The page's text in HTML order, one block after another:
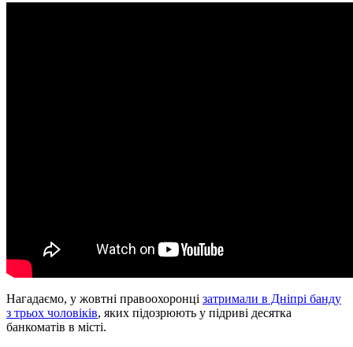
Нагадаємо, у жовтні правоохоронці затримали в Дніпрі банду
з трьох чоловіків, яких підозрюють у підриві десятка
банкоматів в місті.